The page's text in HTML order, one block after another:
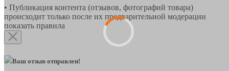
• Публикация контента (отзывов, фотографий товара)
происходит только после их предварительной модерации
показать правила
Ваш отзыв отправлен!